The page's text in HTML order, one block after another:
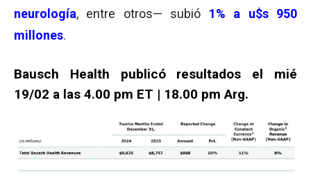
neurología, entre otros— subió 1% a u$s 950
millones.
Bausch Health publicó resultados el mié
19/02 a las 4.00 pm ET | 18.00 pm Arg.